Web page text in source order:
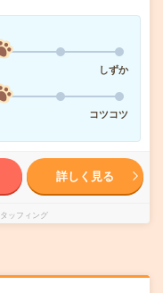
しずか
コツコツ
詳しく見る
ッフィング